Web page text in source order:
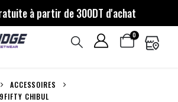
à partir de 300DT d'achat
0
ACCESSOIRES
CHIBUL